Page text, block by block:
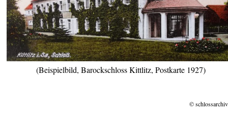
(Beispielbild, Barockschloss Kittlitz, Postkarte 1927)
©